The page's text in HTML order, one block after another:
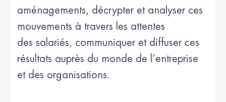
aménagements, décrypter et analyser ces
mouvements à travers les attentes
des salariés, communiquer et diffuser ces
résultats auprès du monde de l’entreprise
et des organisations.